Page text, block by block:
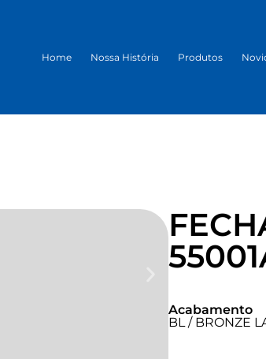
Home Nossa História Produtos
Acabamento
BL / BRONZE